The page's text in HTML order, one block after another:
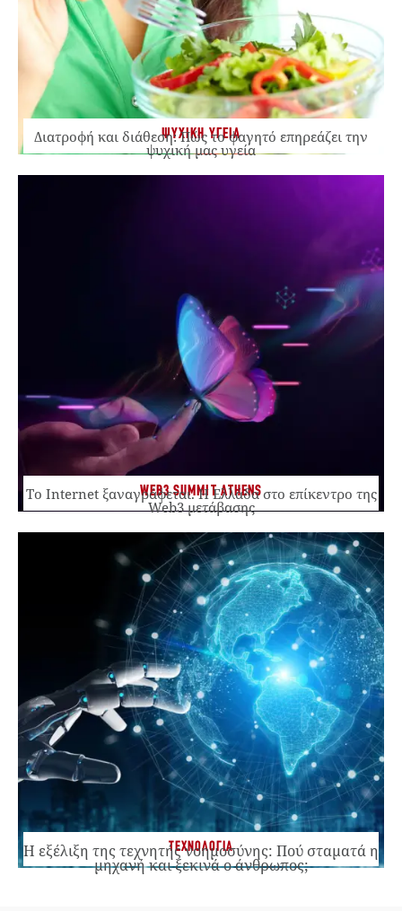
ΨΥΧΙΚΗ ΥΓΕΙΑ
Διατροφή και διάθεση: Πώς το φαγητό επηρεάζει την
ψυχική μας υγεία
WEB3 SUMMIT ATHENS
Το Internet ξαναγράφεται. Η Ελλάδα στο επίκεντρο της
Web3 μετάβασης
ΤΕΧΝΟΛΟΓΙΑ
Η εξέλιξη της τεχνητής νοημοσύνης: Πού σταματά η
μηχανή και ξεκινά ο άνθρωπος;